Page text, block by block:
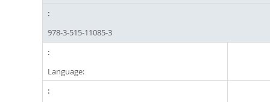
978-3-515-11085-3
Language: